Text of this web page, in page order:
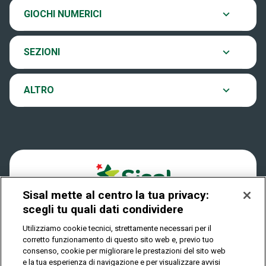
GIOCHI NUMERICI
Eurojackpot
VinciCasa
Play Your Date
SEZIONI
Ultima estrazione
Archivio estrazioni
Verifica vincite
ALTRO
Contatti
Notifiche
Privacy
IL GIOCO È VIETATO AI MINORI E PUÒ CAUSARE
DIPENDENZA PATOLOGICA
Sisal mette al centro la tua privacy:
scegli tu quali dati condividere
Utilizziamo cookie tecnici, strettamente necessari per il
corretto funzionamento di questo sito web e, previo tuo
consenso, cookie per migliorare le prestazioni del sito web
e la tua esperienza di navigazione e per visualizzare avvisi